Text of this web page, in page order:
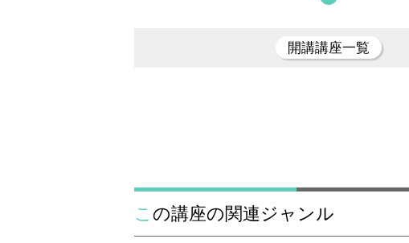
開講講座一覧
この講座の関連ジャンル